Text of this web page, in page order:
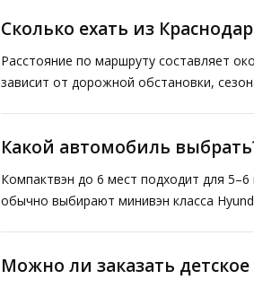
Сколько ехать из
Расстояние по маршруту составляет
зависит от дорожной обстановки,
Какой автомобиль
Компактвэн до 6 мест подходит для
обычно выбирают минивэн класса
Можно ли заказать детское